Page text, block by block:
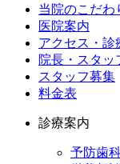
当院のこだわ
医院案内
アクセス・診
院長・スタッ
スタッフ募集
料金表
診療案内
予防歯